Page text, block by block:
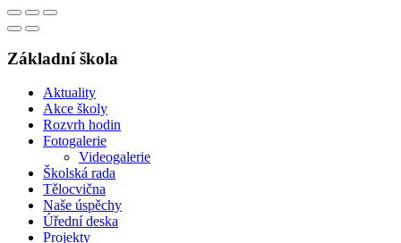
Základní škola
Aktuality
Akce školy
Rozvrh hodin
Fotogalerie
Videogalerie
Školská rada
Tělocvična
Naše úspěchy
Úřední deska
Projekty